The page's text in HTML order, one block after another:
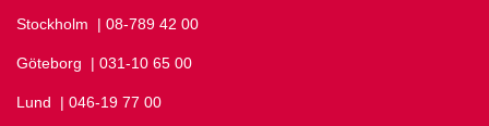
Stockholm Ring Stockholm på
| 08-789 42 00
Göteborg Ring Göteborg på
| 031-10 65 00
Lund Ring Lund på
| 046-19 77 00